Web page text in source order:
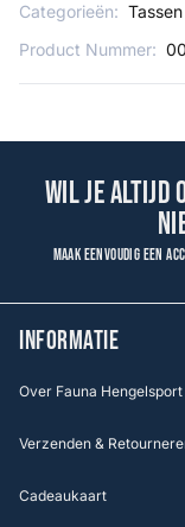
Categorieën:
Product Nummer:
Wil je altijd
Maak eenvoudig een
INFORMATIE
Over Fauna Hengelsport
Verzenden &
Cadeaukaart